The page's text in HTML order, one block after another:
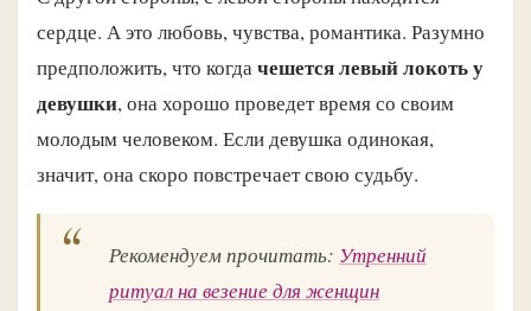
сердце. А это любовь, чувства, романтика. Разумно
предположить, что когда чешется левый локоть у
девушки, она хорошо проведет время со своим
молодым человеком. Если девушка одинокая,
значит, она скоро повстречает свою судьбу.
Рекомендуем прочитать: Утренний
ритуал на везение для женщин